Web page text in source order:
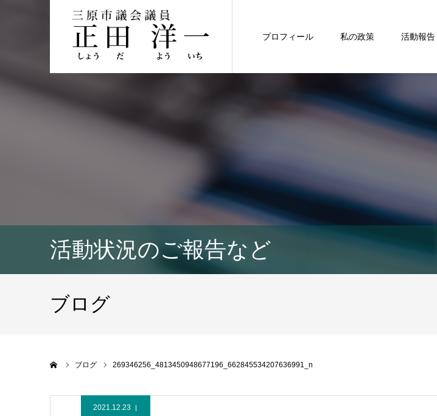
プロフィール 私の政策 活動報告
活動状況のご報告など
ブログ
ブログ 269346256_4813450948677196_662845534207636991_n
2021.12.23